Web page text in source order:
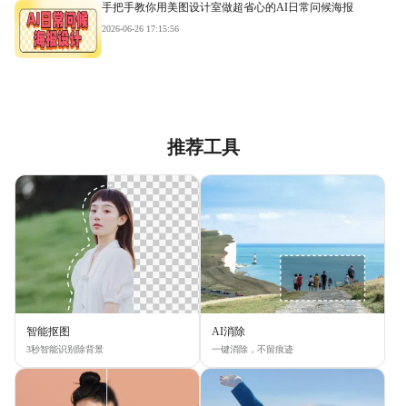
手把手教你用美图设计室做超省心的AI日常问候海报
2026-06-26 17:15:56
推荐工具
智能抠图
3秒智能识别除背景
AI消除
一键消除，不留痕迹